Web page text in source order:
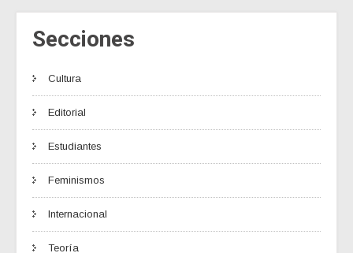
Secciones
Cultura
Editorial
Estudiantes
Feminismos
Internacional
Teoría